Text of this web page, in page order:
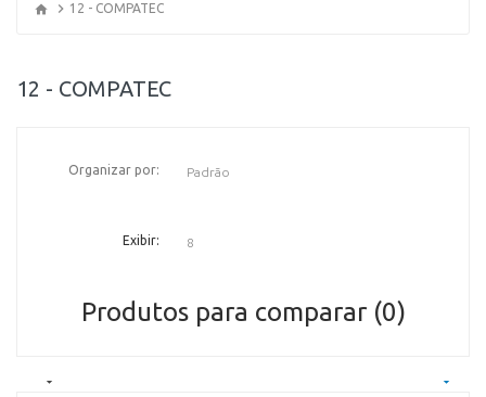
12 - COMPATEC
12 - COMPATEC
Organizar por:
Exibir:
Produtos para comparar (0)